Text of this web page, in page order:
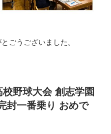
ごうございました。
校野球大会 創志学園
封一番乗り おめで